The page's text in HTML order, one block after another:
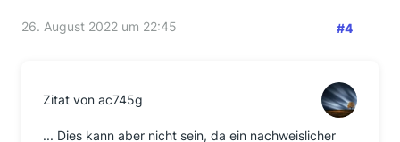
26. August 2022 um 22:45 #4
Zitat von ac745g
... Dies kann aber nicht sein, da ein nachweislicher